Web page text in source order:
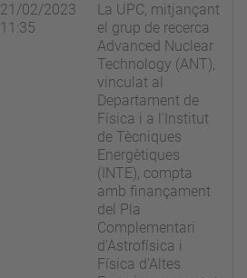
21/02/2023
11:35
La UPC, mitjançant
el grup de recerca
Advanced Nuclear
Technology (ANT),
vinculat al
Departament de
Física i a l'Institut
de Tècniques
Energètiques
(INTE), compta
amb finançament
del Pla
Complementari
d'Astrofísica i
Física d'Altes